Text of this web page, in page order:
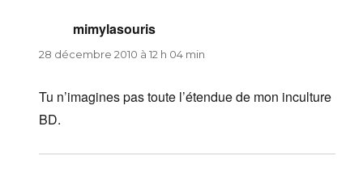
mimylasouris
28 décembre 2010 à 12 h 04 min
Tu n’imagines pas toute l’étendue de mon inculture
BD.